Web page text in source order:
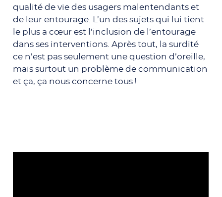
qualité de vie des usagers malentendants et
de leur entourage. L’un des sujets qui lui tient
le plus a cœur est l’inclusion de l’entourage
dans ses interventions. Après tout, la surdité
ce n’est pas seulement une question d’oreille,
mais surtout un problème de communication
et ça, ça nous concerne tous !